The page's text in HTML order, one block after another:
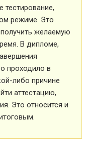
тестирование,
режиме. Это
желаемую
В дипломе,
проходило в
либо причине
аттестацию,
Это относится и